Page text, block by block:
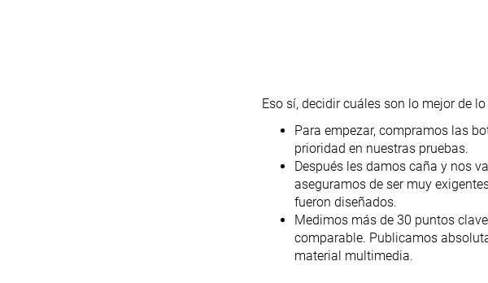
Eso sí, decidir cuáles son lo mejor de
Para empezar, compramos las
prioridad en nuestras pruebas.
Después les damos caña y nos
aseguramos de ser muy
fueron diseñados.
Medimos más de 30 puntos
comparable. Publicamos
material multimedia.